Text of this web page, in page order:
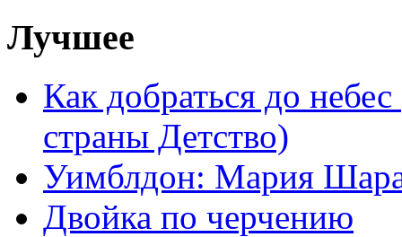
Лучшее
Как добраться до
страны Детство)
Уимблдон: Мария
Двойка по черчению